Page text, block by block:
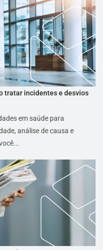
tratar incidentes e desvios
em saúde para
análise de causa e